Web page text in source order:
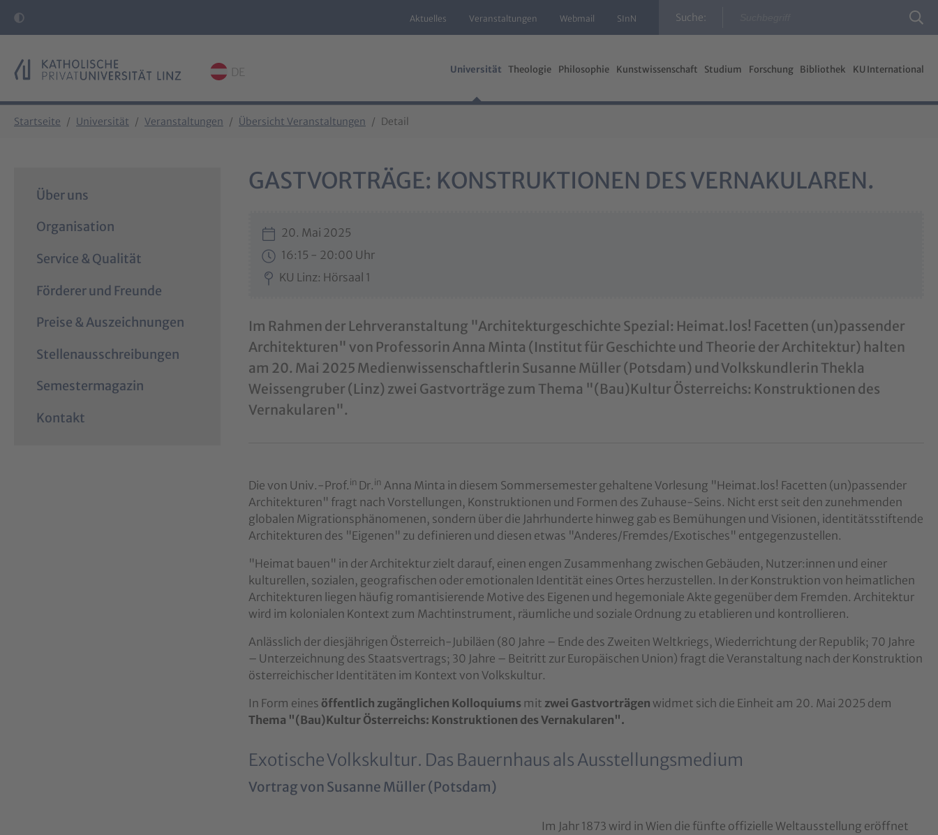
Aktuelles Veranstaltungen Webmail SInN Suche:
DE Universität Theologie Philosophie Kunstwissenschaft Studium Forschung Bibliothek KU International
Startseite Universität Veranstaltungen Übersicht Veranstaltungen Detail
Über uns
Organisation
Service & Qualität
Förderer und Freunde
Preise & Auszeichnungen
Stellenausschreibungen
Semestermagazin
Kontakt
GASTVORTRÄGE: KONSTRUKTIONEN DES VERNAKULAREN.
20. Mai 2025
16:15 - 20:00 Uhr
KU Linz: Hörsaal 1
Im Rahmen der Lehrveranstaltung "Architekturgeschichte Spezial: Heimat.los! Facetten (un)passender
Architekturen" von Professorin Anna Minta (Institut für Geschichte und Theorie der Architektur) halten
am 20. Mai 2025 Medienwissenschaftlerin Susanne Müller (Potsdam) und Volkskundlerin Thekla
Weissengruber (Linz) zwei Gastvorträge zum Thema "(Bau)Kultur Österreichs: Konstruktionen des
Vernakularen".
Die von Univ.-Prof. in Dr. in Anna Minta in diesem Sommersemester gehaltene Vorlesung "Heimat.los! Facetten (un)passender
Architekturen" fragt nach Vorstellungen, Konstruktionen und Formen des Zuhause-Seins. Nicht erst seit den zunehmenden
globalen Migrationsphänomenen, sondern über die Jahrhunderte hinweg gab es Bemühungen und Visionen, identitätsstiftende
Architekturen des "Eigenen" zu definieren und diesen etwas "Anderes/Fremdes/Exotisches" entgegenzustellen.
"Heimat bauen" in der Architektur zielt darauf, einen engen Zusammenhang zwischen Gebäuden, Nutzer:innen und einer
kulturellen, sozialen, geografischen oder emotionalen Identität eines Ortes herzustellen. In der Konstruktion von heimatlichen
Architekturen liegen häufig romantisierende Motive des Eigenen und hegemoniale Akte gegenüber dem Fremden. Architektur
wird im kolonialen Kontext zum Machtinstrument, räumliche und soziale Ordnung zu etablieren und kontrollieren.
Anlässlich der diesjährigen Österreich-Jubiläen (80 Jahre – Ende des Zweiten Weltkriegs, Wiederrichtung der Republik; 70 Jahre
– Unterzeichnung des Staatsvertrags; 30 Jahre – Beitritt zur Europäischen Union) fragt die Veranstaltung nach der Konstruktion
österreichischer Identitäten im Kontext von Volkskultur.
In Form eines öffentlich zugänglichen Kolloquiums mit zwei Gastvorträgen widmet sich die Einheit am 20. Mai 2025 dem
Thema "(Bau)Kultur Österreichs: Konstruktionen des Vernakularen".
Exotische Volkskultur. Das Bauernhaus als Ausstellungsmedium
Vortrag von Susanne Müller (Potsdam)
Im Jahr 1873 wird in Wien die fünfte offizielle Weltausstellung eröffnet